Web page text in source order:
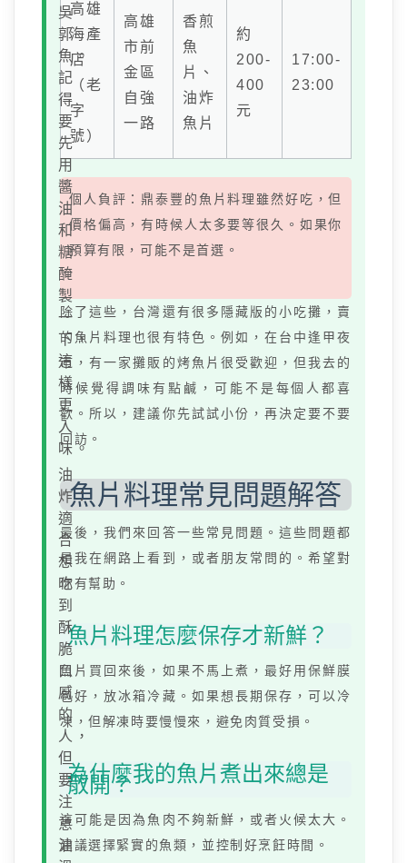
吳
郭
魚。
記
得
要
先
用
醬
油
和
糖
醃
製
一
下，
這
樣
更
入
味。
油
炸：
適
合
想
吃
到
酥
脆
口
感
的
人，
但
要
注
意
油
高雄
海產
店
（老
字
號）
高雄
市前
金區
自強
一路
香煎
魚
片、
油炸
魚片
約
200-
400
元
17:00-
23:00
個人負評：鼎泰豐的魚片料理雖然好吃，但
價格偏高，有時候人太多要等很久。如果你
預算有限，可能不是首選。
除了這些，台灣還有很多隱藏版的小吃攤，賣
的魚片料理也很有特色。例如，在台中逢甲夜
市，有一家攤販的烤魚片很受歡迎，但我去的
時候覺得調味有點鹹，可能不是每個人都喜
歡。所以，建議你先試試小份，再決定要不要
回訪。
魚片料理常見問題解答
最後，我們來回答一些常見問題。這些問題都
是我在網路上看到，或者朋友常問的。希望對
你有幫助。
魚片料理怎麼保存才新鮮？
魚片買回來後，如果不馬上煮，最好用保鮮膜
包好，放冰箱冷藏。如果想長期保存，可以冷
凍，但解凍時要慢慢來，避免肉質受損。
為什麼我的魚片煮出來總是
散開？
這可能是因為魚肉不夠新鮮，或者火候太大。
建議選擇緊實的魚類，並控制好烹飪時間。